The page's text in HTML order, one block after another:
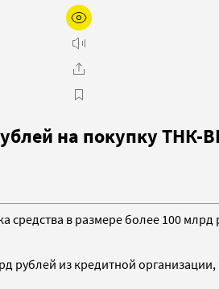
на покупку ТНК-
в размере более 100 млрд
из кредитной организации,